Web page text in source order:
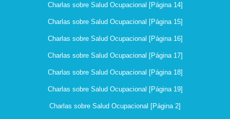
Charlas sobre Salud Ocupacional [Página 14]
Charlas sobre Salud Ocupacional [Página 15]
Charlas sobre Salud Ocupacional [Página 16]
Charlas sobre Salud Ocupacional [Página 17]
Charlas sobre Salud Ocupacional [Página 18]
Charlas sobre Salud Ocupacional [Página 19]
Charlas sobre Salud Ocupacional [Página 2]